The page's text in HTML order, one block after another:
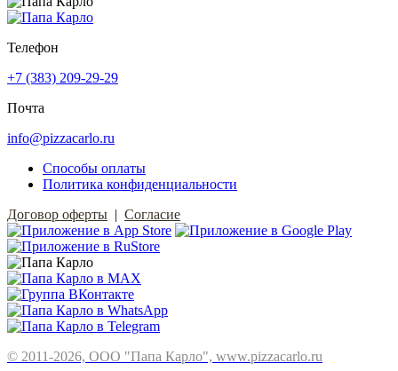
Телефон
+7 (383) 209-29-29
Почта
info@pizzacarlo.ru
Способы оплаты
Политика конфиденциальности
Договор оферты | Согласие
© 2011-2026, ООО "Папа Карло", www.pizzacarlo.ru